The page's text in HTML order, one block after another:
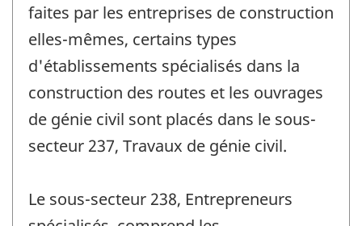
faites par les entreprises de construction
elles-mêmes, certains types
d'établissements spécialisés dans la
construction des routes et les ouvrages
de génie civil sont placés dans le sous-
secteur 237, Travaux de génie civil.
Le sous-secteur 238, Entrepreneurs